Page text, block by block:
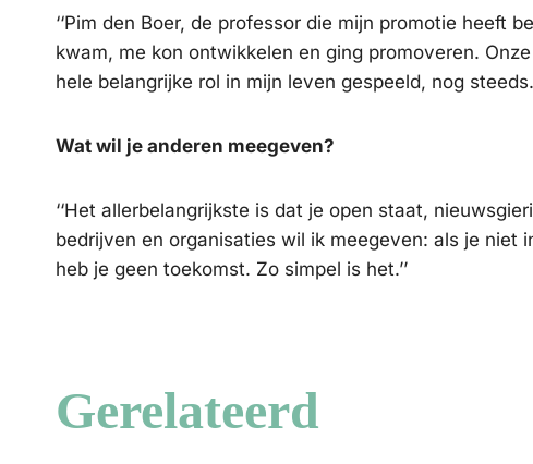
‘‘Pim den Boer, de professor die mijn promotie heeft
kwam, me kon ontwikkelen en ging promoveren.
hele belangrijke rol in mijn leven gespeeld, nog
Wat wil je anderen meegeven?
‘‘Het allerbelangrijkste is dat je open staat,
bedrijven en organisaties wil ik meegeven: als je
heb je geen toekomst. Zo simpel is het.’’
Gerelateerd